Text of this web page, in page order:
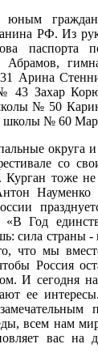
РФ. Из
паспорта
Арина
43 Захар
№ 50
№ 60
округа и
со
тоже
Науменко
Год
сила страны
что мы
Россия
И сегодня
ее
всем нам
вас на